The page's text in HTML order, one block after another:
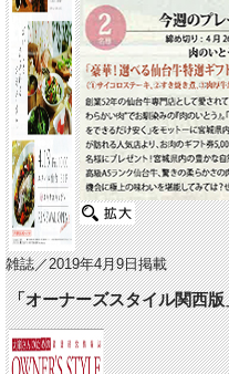
雑誌／2019年4月9日掲載
「オーナーズスタイル関西版